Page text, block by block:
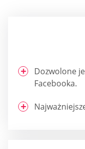
Dozwolone
Facebooka.